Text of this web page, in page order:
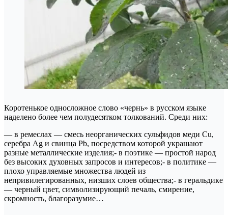
Коротенькое односложное слово «чернь» в русском языке
наделено более чем полудесятком толкований. Среди них:
— в ремеслах — смесь неорганических сульфидов меди Cu,
серебра Ag и свинца Pb, посредством которой украшают
разные металлические изделия;- в поэтике — простой народ
без высоких духовных запросов и интересов;- в политике —
плохо управляемые множества людей из
непривилегированных, низших слоев общества;- в геральдике
— черный цвет, символизирующий печаль, смирение,
скромность, благоразумие…